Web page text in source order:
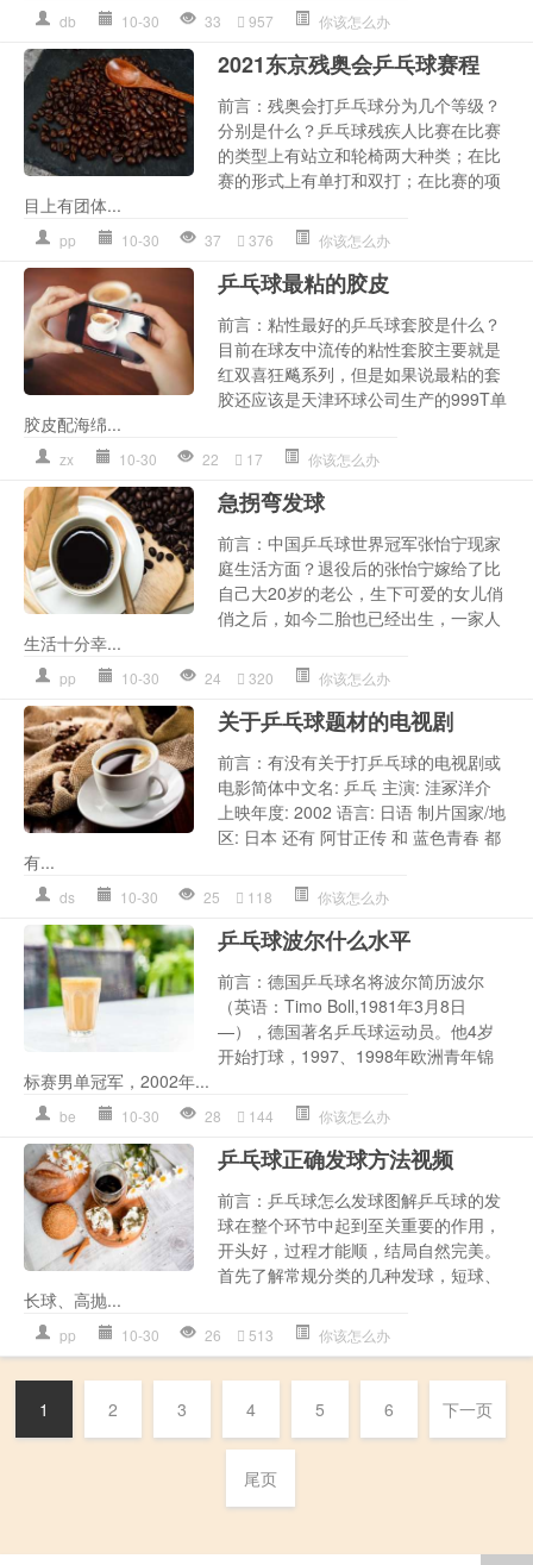
db 10-30 33 957 你该怎么办
2021东京残奥会乒乓球赛程
前言：残奥会打乒乓球分为几个等级？
分别是什么？乒乓球残疾人比赛在比赛
的类型上有站立和轮椅两大种类；在比
赛的形式上有单打和双打；在比赛的项
目上有团体...
pp 10-30 37 376 你该怎么办
乒乓球最粘的胶皮
前言：粘性最好的乒乓球套胶是什么？
目前在球友中流传的粘性套胶主要就是
红双喜狂飚系列，但是如果说最粘的套
胶还应该是天津环球公司生产的999T单
胶皮配海绵...
zx 10-30 22 17 你该怎么办
急拐弯发球
前言：中国乒乓球世界冠军张怡宁现家
庭生活方面？退役后的张怡宁嫁给了比
自己大20岁的老公，生下可爱的女儿俏
俏之后，如今二胎也已经出生，一家人
生活十分幸...
pp 10-30 24 320 你该怎么办
关于乒乓球题材的电视剧
前言：有没有关于打乒乓球的电视剧或
电影简体中文名: 乒乓 主演: 洼冢洋介
上映年度: 2002 语言: 日语 制片国家/地
区: 日本 还有 阿甘正传 和 蓝色青春 都
有...
ds 10-30 25 118 你该怎么办
乒乓球波尔什么水平
前言：德国乒乓球名将波尔简历波尔
（英语：Timo Boll,1981年3月8日
—），德国著名乒乓球运动员。他4岁
开始打球，1997、1998年欧洲青年锦
标赛男单冠军，2002年...
be 10-30 28 144 你该怎么办
乒乓球正确发球方法视频
前言：乒乓球怎么发球图解乒乓球的发
球在整个环节中起到至关重要的作用，
开头好，过程才能顺，结局自然完美。
首先了解常规分类的几种发球，短球、
长球、高抛...
pp 10-30 26 513 你该怎么办
1 2 3 4 5 6 下一页
尾页